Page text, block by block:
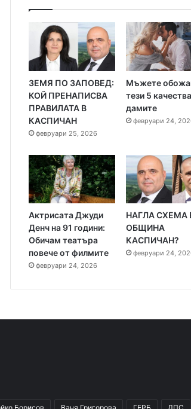
ЗЕМЯ ПО ЗАПОВЕД:
КОЙ ПРЕНАПИСВА
ПРАВИЛАТА В
КАСПИЧАН
февруари 25, 2026
Мъжете
тези 5
дамите
февруари 24,
Актрисата Джуди
Денч на 91 години:
Обичам театъра
повече от филмите
февруари 24, 2026
НАГЛА СХЕМА
ОБЩИНА
КАСПИЧАН?
февруари 24,